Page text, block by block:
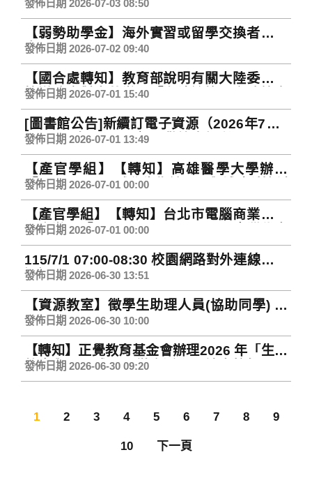
師生踴躍投稿及報名參加，請查照。
（MOOCs）線上課程，請至ewant育網開放
教育平臺免費註冊報名
發佈日期 2026-07-03 08:50
【弱勢助學金】海外實習或留學交換者注意
事項
發佈日期 2026-07-02 09:40
【國合處轉知】教育部說明有關大陸委員會
檢送政府對中共辦理「海峽論壇」之政策立
場。
發佈日期 2026-07-01 15:40
[圖書館公告]新續訂電子資源（2026年7月1
日~2027年6月30日），歡迎多加利用。
發佈日期 2026-07-01 13:49
【產官學組】【轉知】高雄醫學大學辦理
「2026 gSIC全球學生復健工程與輔助科技創
新競賽-臺灣選拔賽」，敬請本校學生踴躍組
隊報名參加，請查照。
發佈日期 2026-07-01 00:00
【產官學組】【轉知】台北市電腦商業同業
公會辦理「APICTA Awards 2026 臺灣代表
隊選拔－學生組」競賽，敬請本校師生踴躍
組隊報名參加，請查照。
發佈日期 2026-07-01 00:00
115/7/1 07:00-08:30 校園網路對外連線中斷
通知(Network Maintenance Notice)
發佈日期 2026-06-30 13:51
【資源教室】徵學生助理人員(協助同學) 自
115.07.01(三)至115.07.31(五)止
發佈日期 2026-06-30 10:00
【轉知】正覺教育基金會辦理2026 年「生命
教育與心靈成長」徵文活動，請本校師長、
同學踴躍報名參加。
發佈日期 2026-06-30 09:20
1 2 3 4 5 6 7 8 9
10 下一頁